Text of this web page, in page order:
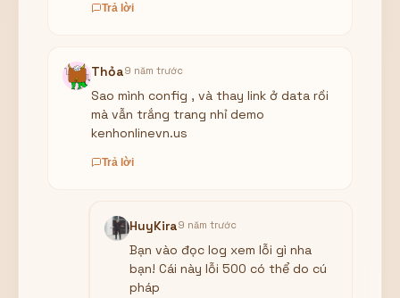
Trả lời
Thỏa9 năm trước
Sao mình config , và thay link ở data rồi
mà vẫn trắng trang nhỉ demo
kenhonlinevn.us
Trả lời
HuyKira9 năm trước
Bạn vào đọc log xem lỗi gì nha
bạn! Cái này lỗi 500 có thể do cú
pháp